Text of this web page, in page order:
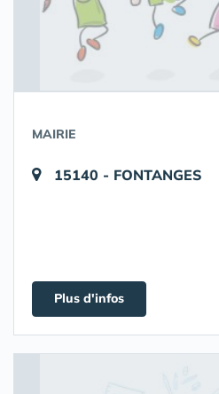
MAIRIE
15140 - FONTANGES
Plus d'infos